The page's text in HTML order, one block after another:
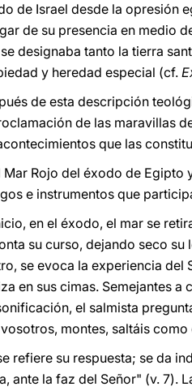
de Israel desde la opresión
de su presencia en medio
designaba tanto la tierra
y heredad especial (cf.
de esta descripción
de las maravillas
que las
Mar Rojo del éxodo de
e instrumentos que
en el éxodo, el mar se
su curso, dejando seco
se evoca la experiencia del
en sus cimas. Semejantes
el salmista
montes, saltáis
refiere su respuesta; se da
ante la faz del Señor" (v. 7).